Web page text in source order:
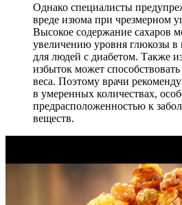
Однако специалисты
вреде изюма при чрезмерном
Высокое содержание сахаров
увеличению уровня глюкозы в
для людей с диабетом. Также
избыток может
веса. Поэтому врачи
в умеренных количествах,
предрасположенностью к
веществ.